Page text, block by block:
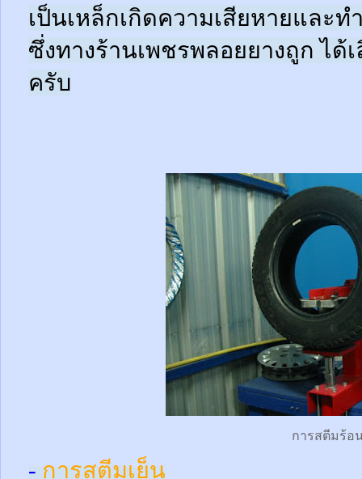
เป็นเหล็กเกิดความเสียหายและท
ซึ่งทางร้านเพชรพลอยยางถูก ได้
ครับ
การสตีมร้อ
- การสตีมเย็น